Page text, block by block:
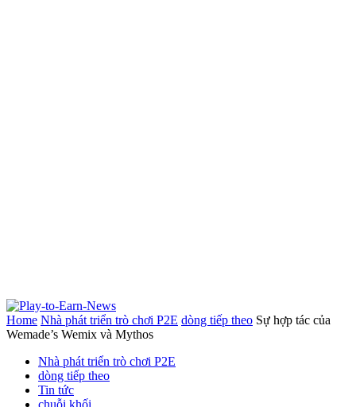
Home Nhà phát triển trò chơi P2E dòng tiếp theo Sự hợp tác của
Wemade’s Wemix và Mythos
Nhà phát triển trò chơi P2E
dòng tiếp theo
Tin tức
chuỗi khối